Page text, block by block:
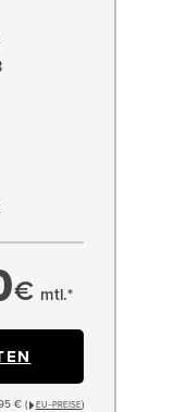
€ mtl.*
€ ( EU−PREISE)